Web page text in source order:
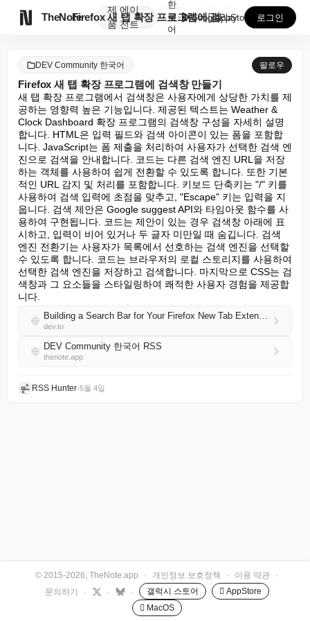
TheNote
제
품
에이
전트
Firefox 새 탭 확장 프로그램에 검색창 만들기
한
국
어
GooglePlay
AppStore 로그인
DEV Community 한국어 팔로우
Firefox 새 탭 확장 프로그램에 검색창 만들기
새 탭 확장 프로그램에서 검색창은 사용자에게 상당한 가치를 제
공하는 영향력 높은 기능입니다. 제공된 텍스트는 Weather &
Clock Dashboard 확장 프로그램의 검색창 구성을 자세히 설명
합니다. HTML은 입력 필드와 검색 아이콘이 있는 폼을 포함합
니다. JavaScript는 폼 제출을 처리하여 사용자가 선택한 검색 엔
진으로 검색을 안내합니다. 코드는 다른 검색 엔진 URL을 저장
하는 객체를 사용하여 쉽게 전환할 수 있도록 합니다. 또한 기본
적인 URL 감지 및 처리를 포함합니다. 키보드 단축키는 "/" 키를
사용하여 검색 입력에 초점을 맞추고, "Escape" 키는 입력을 지
웁니다. 검색 제안은 Google suggest API와 타임아웃 함수를 사
용하여 구현됩니다. 코드는 제안이 있는 경우 검색창 아래에 표
시하고, 입력이 비어 있거나 두 글자 미만일 때 숨깁니다. 검색
엔진 전환기는 사용자가 목록에서 선호하는 검색 엔진을 선택할
수 있도록 합니다. 코드는 브라우저의 로컬 스토리지를 사용하여
선택한 검색 엔진을 저장하고 검색합니다. 마지막으로 CSS는 검
색창과 그 요소들을 스타일링하여 쾌적한 사용자 경험을 제공합
니다.
Building a Search Bar for Your Firefox New Tab Extension
dev.to
DEV Community 한국어 RSS
thenote.app
RSS Hunter•5월 4일
© 2015-2026, TheNote.app · 개인정보 보호정책 · 이용 약관
·
문의하기
· · · 갤럭시 스토어
 AppStore
 MacOS